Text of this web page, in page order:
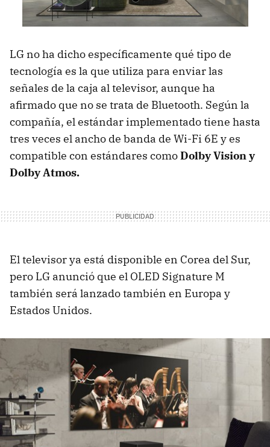
LG no ha dicho específicamente qué tipo de
tecnología es la que utiliza para enviar las
señales de la caja al televisor, aunque ha
afirmado que no se trata de Bluetooth. Según la
compañía, el estándar implementado tiene hasta
tres veces el ancho de banda de Wi-Fi 6E y es
compatible con estándares comoDolby Vision y
Dolby Atmos.
El televisor ya está disponible en Corea del Sur,
pero LG anunció que el OLED Signature M
también será lanzado también en Europa y
Estados Unidos.